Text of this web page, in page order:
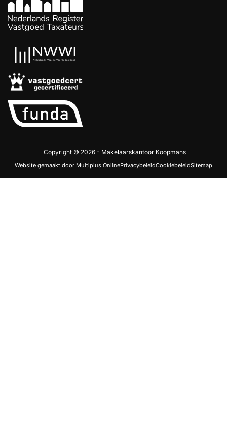
Copyright © 2026 - Makelaarskantoor Koopmans
Website gemaakt door Multiplus OnlinePrivacybeleidCookiebeleidSitemap